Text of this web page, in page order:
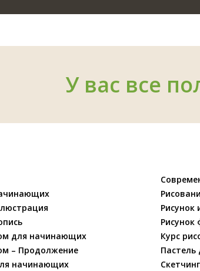
У вас все
для начинающих
– Продолжение
начинающих
Рисунок
Курс